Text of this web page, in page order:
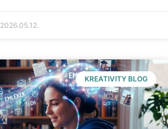
2026.05.12.
KREATIVITY BLOG